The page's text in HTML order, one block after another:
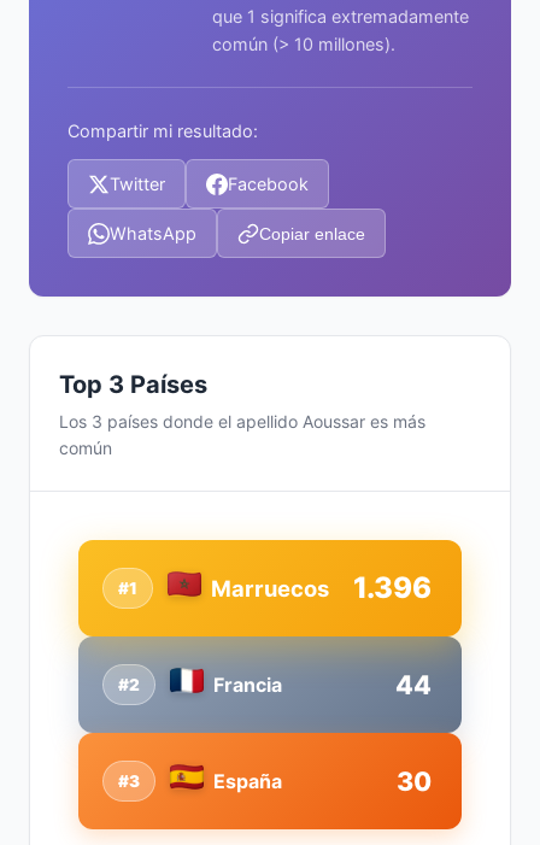
que 1 significa extremadamente
común (> 10 millones).
Compartir mi resultado:
Twitter Facebook
WhatsApp Copiar enlace
Top 3 Países
Los 3 países donde el apellido Aoussar es más
común
#2 Francia 44
#1 Marruecos 1.396
#3 España 30